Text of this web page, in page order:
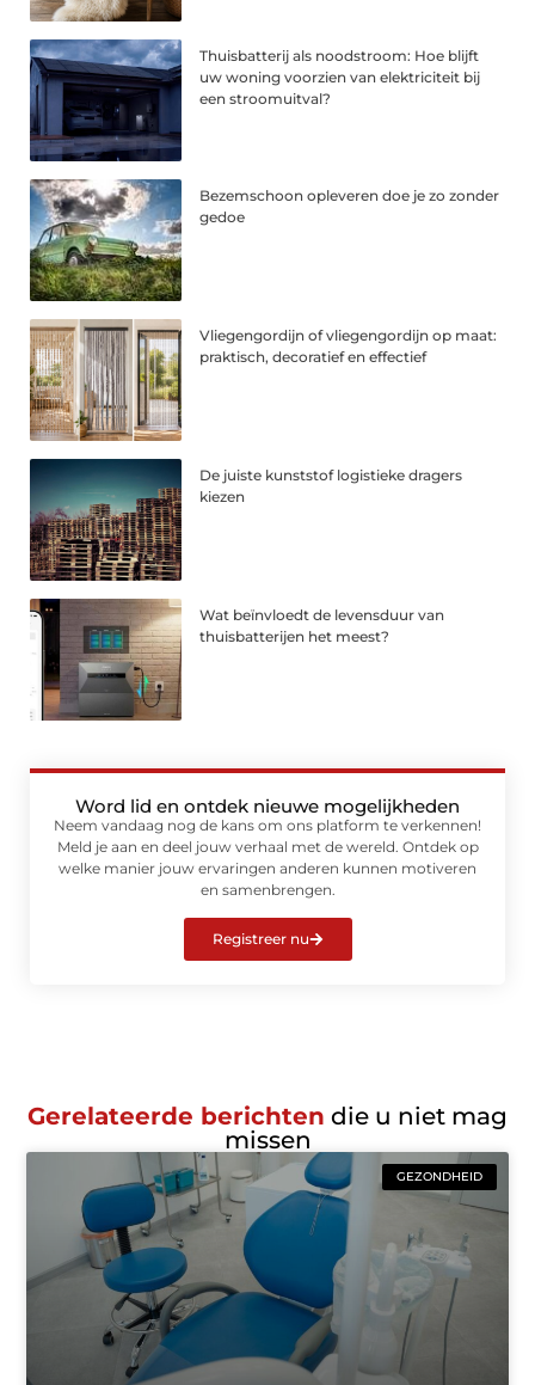
Thuisbatterij als noodstroom: Hoe blijft
uw woning voorzien van elektriciteit bij
een stroomuitval?
Bezemschoon opleveren doe je zo zonder
gedoe
Vliegengordijn of vliegengordijn op maat:
praktisch, decoratief en effectief
De juiste kunststof logistieke dragers
kiezen
Wat beïnvloedt de levensduur van
thuisbatterijen het meest?
Word lid en ontdek nieuwe mogelijkheden
Neem vandaag nog de kans om ons platform te verkennen!
Meld je aan en deel jouw verhaal met de wereld. Ontdek op
welke manier jouw ervaringen anderen kunnen motiveren
en samenbrengen.
Registreer nu
Gerelateerde berichten die u niet mag
missen
GEZONDHEID